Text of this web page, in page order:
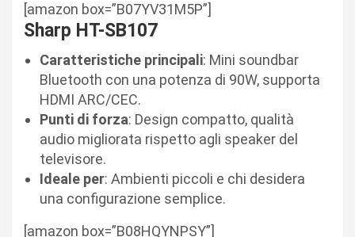
[amazon box=”B07YV31M5P”]
Sharp HT-SB107
Caratteristiche principali: Mini soundbar
Bluetooth con una potenza di 90W, supporta
HDMI ARC/CEC.
Punti di forza: Design compatto, qualità
audio migliorata rispetto agli speaker del
televisore.
Ideale per: Ambienti piccoli e chi desidera
una configurazione semplice.
[amazon box=”B08HQYNPSY”]